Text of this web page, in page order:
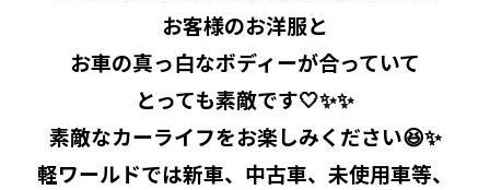
お客様のお洋服と
お車の真っ白なボディーが合っていて
とっても素敵です🤍✨️✨️
素敵なカーライフをお楽しみください😆✨
軽ワールドでは新車、中古車、未使用車等、